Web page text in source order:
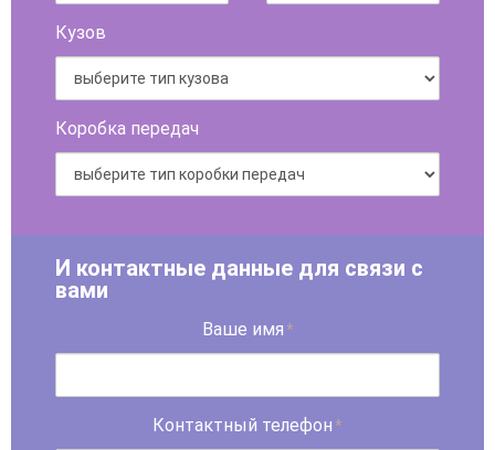
Кузов
Коробка передач
И контактные данные для связи с
вами
Ваше имя *
Контактный телефон *